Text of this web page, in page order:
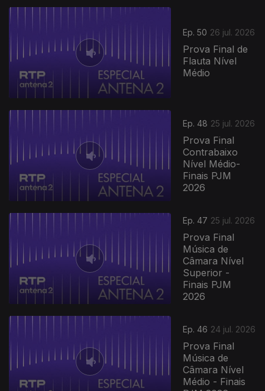
Ep. 50 26 jul. 2026
Prova Final de
Flauta Nível
Médio
Ep. 48 25 jul. 2026
Prova Final
Contrabaixo
Nível Médio-
Finais PJM
2026
Ep. 47 25 jul. 2026
Prova Final
Música de
Câmara Nível
Superior -
Finais PJM
2026
Ep. 46 24 jul. 2026
Prova Final
Música de
Câmara Nível
Médio - Finais
944734